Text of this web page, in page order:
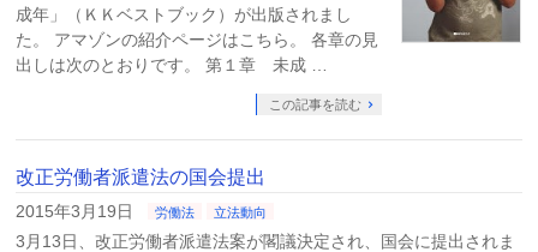
成年」（ＫＫベストブック）が出版されまし
た。 アマゾンの紹介ページはこちら。 各章の見
出しは次のとおりです。 第１章 未成 …
この記事を読む
改正労働者派遣法の国会提出
2015年3月19日 労働法 立法動向
3月13日、改正労働者派遣法案が閣議決定され、国会に提出されま